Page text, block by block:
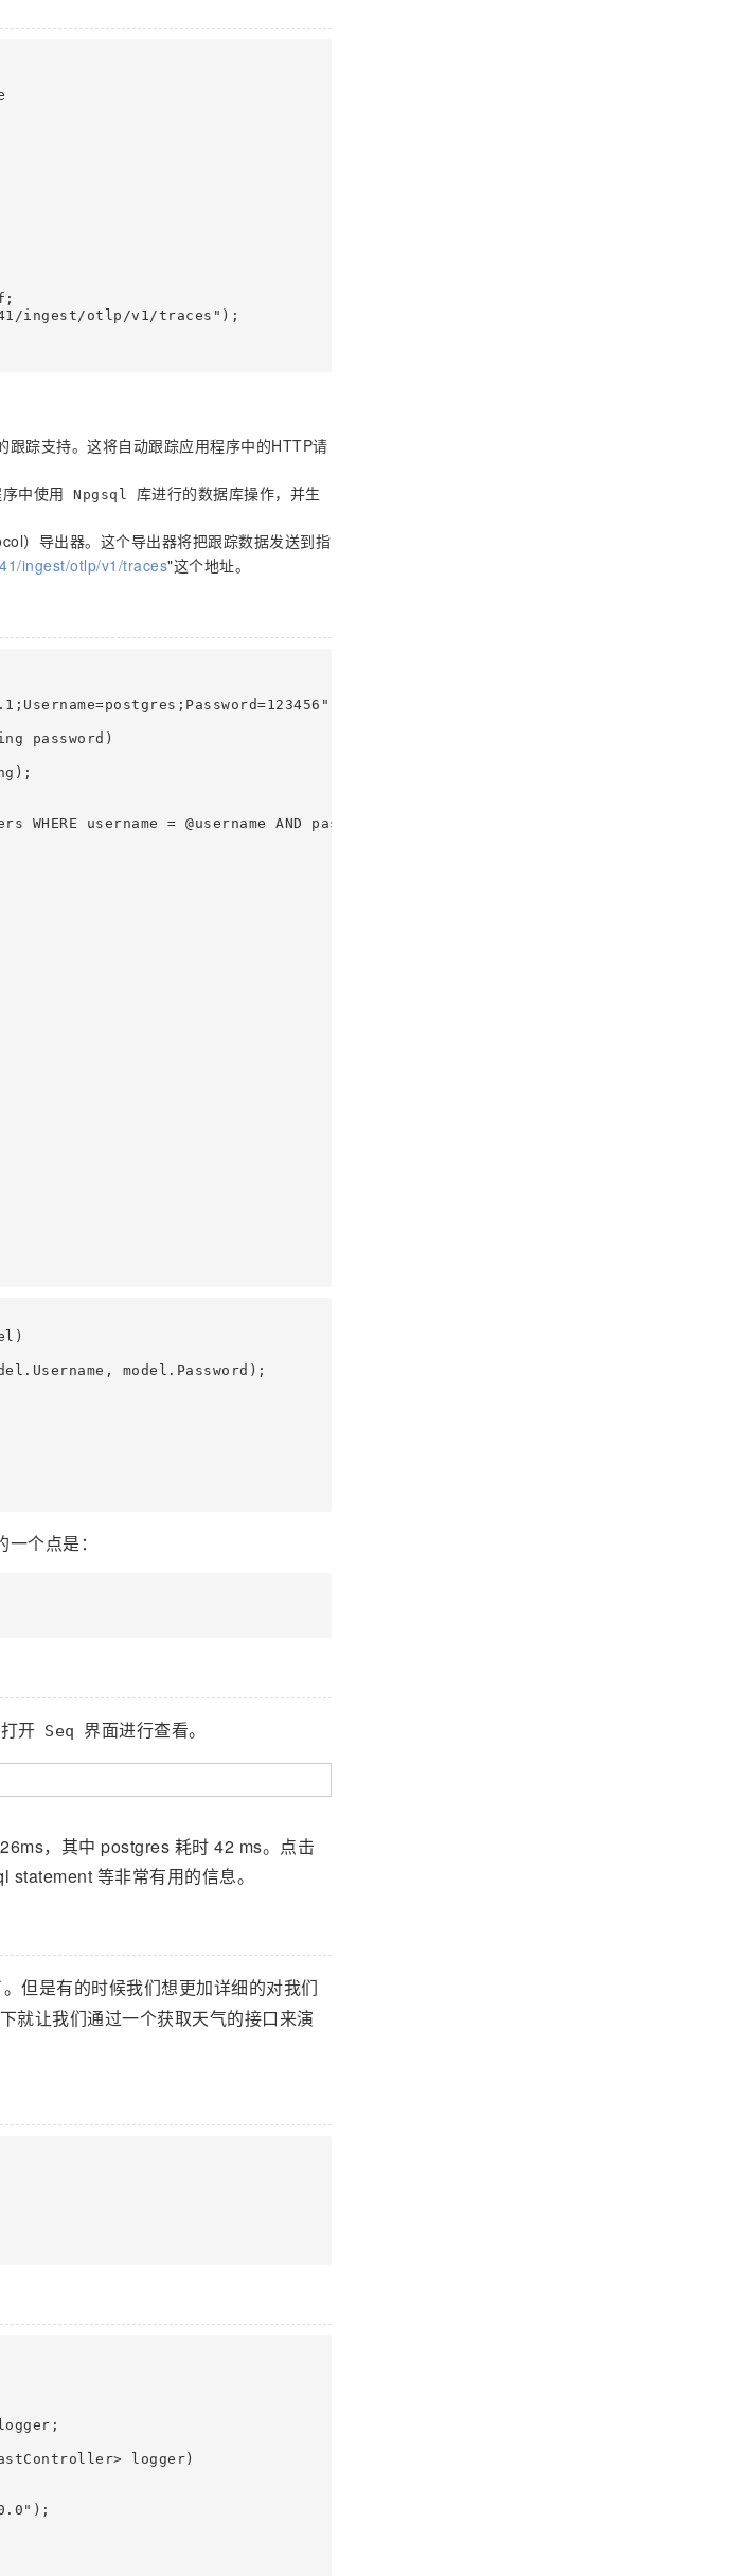
ingest/otlp/v1/traces");
跟踪支持。这将自动跟踪应用程序中的HTTP请
中使用 Npgsql
库进行的数据库操作，并生
）导出器。这个导出器将把跟踪数据发送到指
ingest/otlp/v1/traces"这个地址。
password)
WHERE username = @username AND password = @password", conn);
model.Password);
个点是：
开 Seq 界面进行查看。
，其中 postgres 耗时 42 ms。点击
等非常有用的信息。
但是有的时候我们想更加详细的对我们
就让我们通过一个获取天气的接口来演
logger)